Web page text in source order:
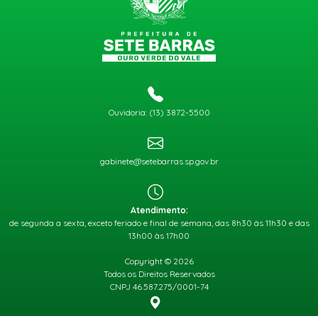
Ouvidoria: (13) 3872-5500
gabinete@setebarras.sp.gov.br
Atendimento:
de segunda a sexta, exceto feriado e final de semana, das 8h30 às 11h30 e das
13h00 às 17h00
Copyright © 2026
Todos os Direitos Reservados
CNPJ 46.587.275/0001-74